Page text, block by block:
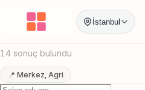
İstanbul
Anasayfa / Agri Merkez Yuz
Merkez, Agri Yuz Bakimi
14 sonuç bulundu
📍 Merkez, Agri